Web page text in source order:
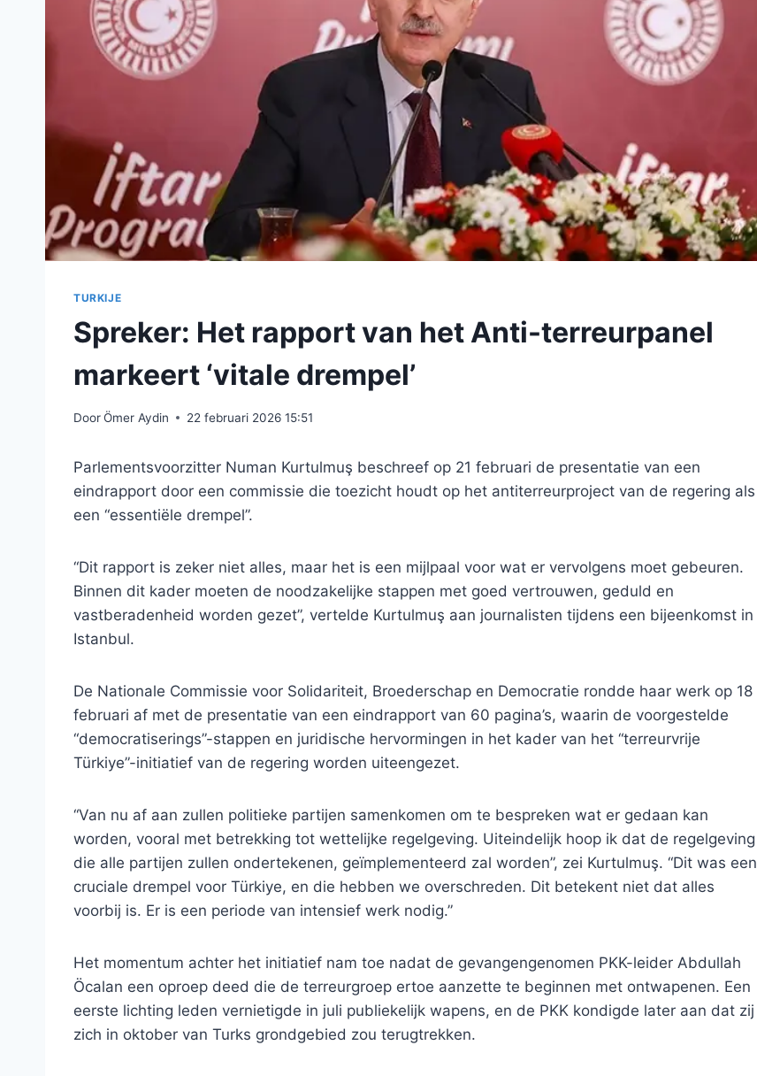
TURKIJE
Spreker: Het rapport van het Anti-terreurpanel
markeert ‘vitale drempel’
DoorÖmer Aydin 22 februari 2026 15:51
Parlementsvoorzitter Numan Kurtulmuş beschreef op 21 februari de presentatie van een
eindrapport door een commissie die toezicht houdt op het antiterreurproject van de regering als
een “essentiële drempel”.
“Dit rapport is zeker niet alles, maar het is een mijlpaal voor wat er vervolgens moet gebeuren.
Binnen dit kader moeten de noodzakelijke stappen met goed vertrouwen, geduld en
vastberadenheid worden gezet”, vertelde Kurtulmuş aan journalisten tijdens een bijeenkomst in
Istanbul.
De Nationale Commissie voor Solidariteit, Broederschap en Democratie rondde haar werk op 18
februari af met de presentatie van een eindrapport van 60 pagina’s, waarin de voorgestelde
“democratiserings”-stappen en juridische hervormingen in het kader van het “terreurvrije
Türkiye”-initiatief van de regering worden uiteengezet.
“Van nu af aan zullen politieke partijen samenkomen om te bespreken wat er gedaan kan
worden, vooral met betrekking tot wettelijke regelgeving. Uiteindelijk hoop ik dat de regelgeving
die alle partijen zullen ondertekenen, geïmplementeerd zal worden”, zei Kurtulmuş. “Dit was een
cruciale drempel voor Türkiye, en die hebben we overschreden. Dit betekent niet dat alles
voorbij is. Er is een periode van intensief werk nodig.”
Het momentum achter het initiatief nam toe nadat de gevangengenomen PKK-leider Abdullah
Öcalan een oproep deed die de terreurgroep ertoe aanzette te beginnen met ontwapenen. Een
eerste lichting leden vernietigde in juli publiekelijk wapens, en de PKK kondigde later aan dat zij
zich in oktober van Turks grondgebied zou terugtrekken.